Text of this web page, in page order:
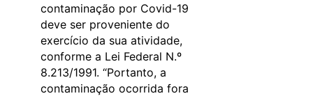
contaminação por Covid-19
deve ser proveniente do
exercício da sua atividade,
conforme a Lei Federal N.º
8.213/1991. “Portanto, a
contaminação ocorrida fora